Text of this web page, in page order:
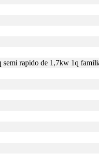
semi rapido de 1,7kw 1q